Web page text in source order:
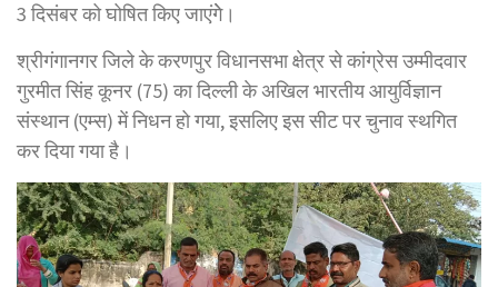
3 दिसंबर को घोषित किए जाएंगेे।
श्रीगंगानगर जिले के करणपुर विधानसभा क्षेत्र से कांग्रेस उम्मीदवार
गुरमीत सिंह कूनर (75) का दिल्ली के अखिल भारतीय आयुर्विज्ञान
संस्थान (एम्स) में निधन हो गया, इसलिए इस सीट पर चुनाव स्थगित
कर दिया गया है।